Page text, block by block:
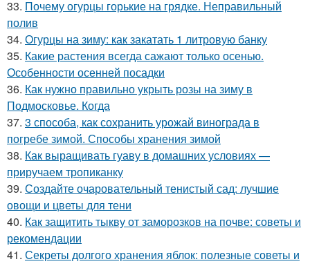
33. Почему огурцы горькие на грядке. Неправильный
полив
34. Огурцы на зиму: как закатать 1 литровую банку
35. Какие растения всегда сажают только осенью.
Особенности осенней посадки
36. Как нужно правильно укрыть розы на зиму в
Подмосковье. Когда
37. 3 способа, как сохранить урожай винограда в
погребе зимой. Способы хранения зимой
38. Как выращивать гуаву в домашних условиях —
приручаем тропиканку
39. Создайте очаровательный тенистый сад: лучшие
овощи и цветы для тени
40. Как защитить тыкву от заморозков на почве: советы и
рекомендации
41. Секреты долгого хранения яблок: полезные советы и